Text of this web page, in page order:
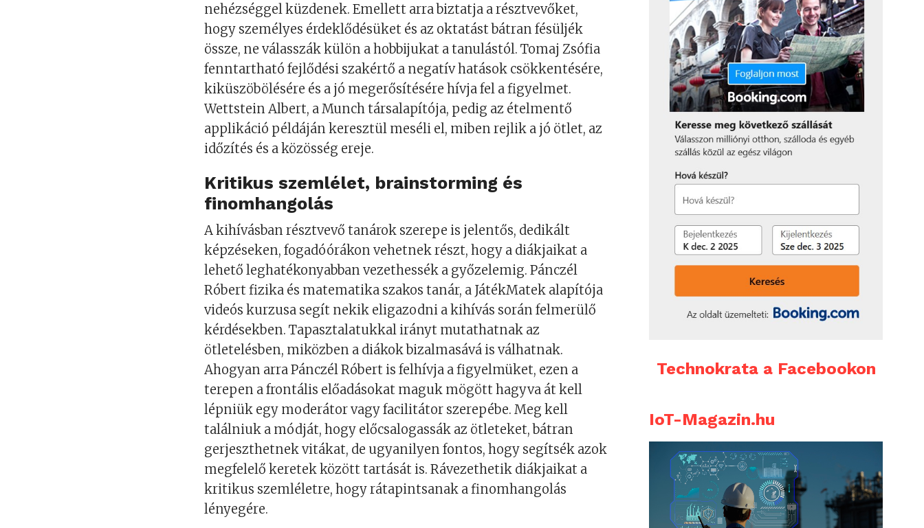
nehézséggel küzdenek. Emellett arra biztatja a résztvevőket,
hogy személyes érdeklődésüket és az oktatást bátran fésüljék
össze, ne válasszák külön a hobbijukat a tanulástól. Tomaj Zsófia
fenntartható fejlődési szakértő a negatív hatások csökkentésére,
kiküszöbölésére és a jó megerősítésére hívja fel a figyelmet.
Wettstein Albert, a Munch társalapítója, pedig az ételmentő
applikáció példáján keresztül meséli el, miben rejlik a jó ötlet, az
időzítés és a közösség ereje.
Kritikus szemlélet, brainstorming és
finomhangolás
A kihívásban résztvevő tanárok szerepe is jelentős, dedikált
képzéseken, fogadóórákon vehetnek részt, hogy a diákjaikat a
lehető leghatékonyabban vezethessék a győzelemig. Pánczél
Róbert fizika és matematika szakos tanár, a JátékMatek alapítója
videós kurzusa segít nekik eligazodni a kihívás során felmerülő
kérdésekben. Tapasztalatukkal irányt mutathatnak az
ötletelésben, miközben a diákok bizalmasává is válhatnak.
Ahogyan arra Pánczél Róbert is felhívja a figyelmüket, ezen a
terepen a frontális előadásokat maguk mögött hagyva át kell
lépniük egy moderátor vagy facilitátor szerepébe. Meg kell
találniuk a módját, hogy előcsalogassák az ötleteket, bátran
gerjeszthetnek vitákat, de ugyanilyen fontos, hogy segítsék azok
megfelelő keretek között tartását is. Rávezethetik diákjaikat a
kritikus szemléletre, hogy rátapintsanak a finomhangolás
lényegére.
Technokrata a Facebookon
IoT-Magazin.hu